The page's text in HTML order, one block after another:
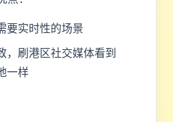
要实时性的场景
，刷港区社交媒体看到
一样